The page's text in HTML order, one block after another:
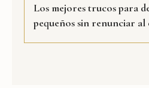
Los mejores trucos para
pequeños sin renunciar al